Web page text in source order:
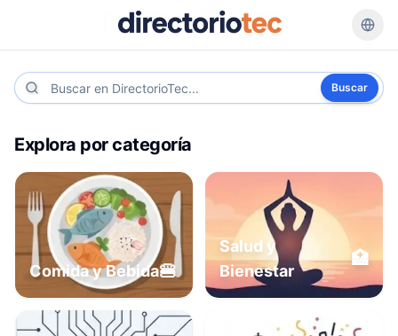
Buscar
Explora por categoría
Comida y Bebida🍔
Salud y
Bienestar
🏥